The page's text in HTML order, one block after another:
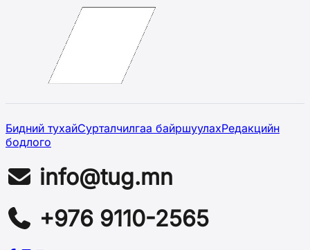
Бидний тухайСурталчилгаа байршуулахРедакцийн
бодлого
info@tug.mn
+976 9110-2565